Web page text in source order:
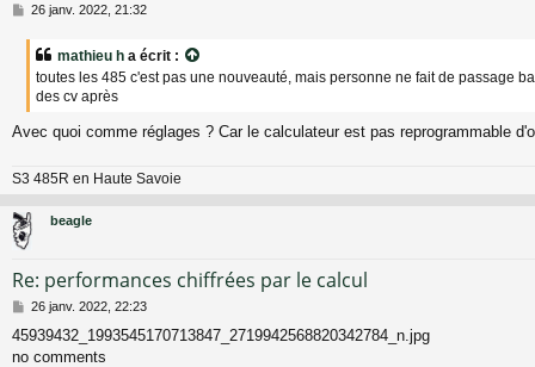
M
e
26 janv. 2022, 21:32
mathieu h a écrit :
toutes les 485 c'est pas une nouveauté, mais personne ne fait de passage
des cv après
Avec quoi comme réglages ? Car le calculateur est pas reprogrammable
S3 485R en Haute Savoie
beagle
Re: performances chiffrées par le calcul
M
s
s
26 janv. 2022, 22:23
45939432_1993545170713847_2719942568820342784_n.jpg
no comments